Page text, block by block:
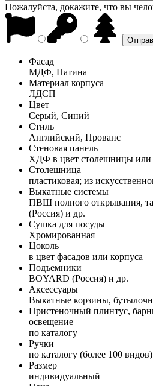
Пожалуйста, докажите, что вы
Фасад
МДФ, Патина
Материал корпуса
ЛДСП
Цвет
Серый, Синий
Стиль
Английский, Прованс
Стеновая панель
ХДФ в цвет столешницы или
Столешница
пластиковая; из
Выкатные системы
ПВШ полного открывания,
(Россия) и др.
Сушка для посуды
Хромированная
Цоколь
в цвет фасадов или корпуса
Подъемники
BOYARD (Россия) и др.
Аксессуары
Выкатные корзины,
Пристеночный плинтус,
освещение
по каталогу
Ручки
по каталогу (более 100 видов)
Размер
индивидуальный